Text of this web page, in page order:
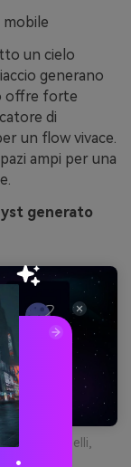
un cielo
generano
offre forte
di
un flow vivace.
ampi per una
generato
tre pannelli,
piatto,